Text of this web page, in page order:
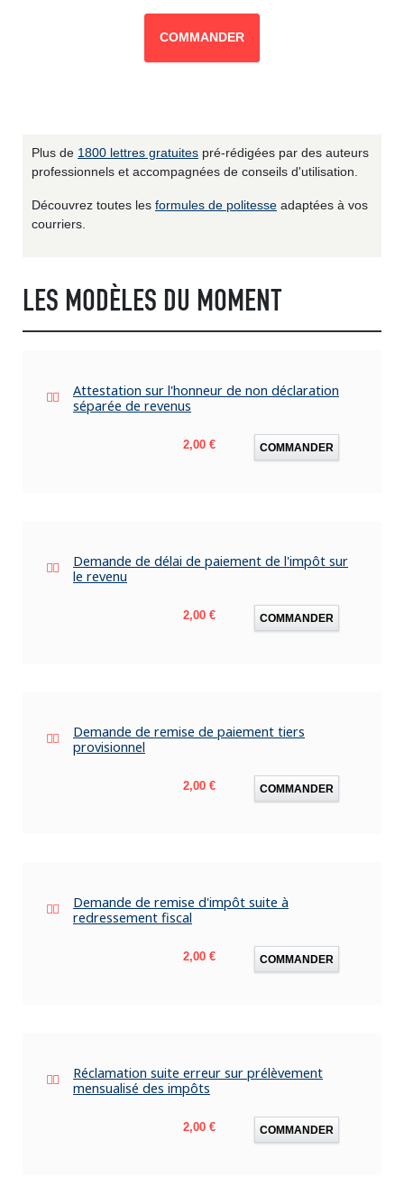
COMMANDER
Plus de 1800 lettres gratuites pré-rédigées par des auteurs
professionnels et accompagnées de conseils d'utilisation.
Découvrez toutes les formules de politesse adaptées à vos
courriers.
LES MODÈLES DU MOMENT
Attestation sur l'honneur de non déclaration
séparée de revenus
Prix
2,00 € COMMANDER
Demande de délai de paiement de l'impôt sur
le revenu
Prix
2,00 € COMMANDER
Demande de remise de paiement tiers
provisionnel
Prix
2,00 € COMMANDER
Demande de remise d'impôt suite à
redressement fiscal
Prix
2,00 € COMMANDER
Réclamation suite erreur sur prélèvement
mensualisé des impôts
Prix
2,00 € COMMANDER